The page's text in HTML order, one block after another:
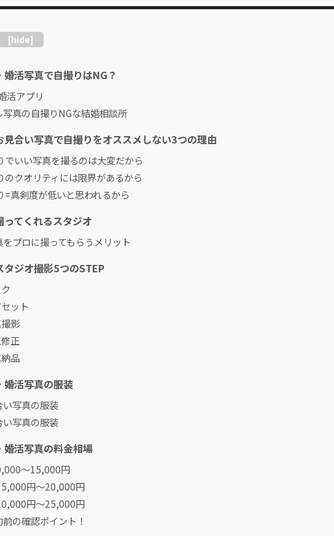
[hide]
活写真で自撮りはNG？
活アプリ
写真の自撮りNGな結婚相談所
見合い写真で自撮りをオススメしない3つの理由
いい写真を撮るのは大変だから
クオリティには限界があるから
真剣度が低いと思われるから
ってくれるスタジオ
プロに撮ってもらうメリット
タジオ撮影5つのSTEP
ット
影
正
品
婚活写真の服装
写真の服装
写真の服装
婚活写真の料金相場
～15,000円
円～20,000円
円～25,000円
前の確認ポイント！